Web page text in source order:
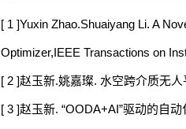
[ 1 ]Yuxin Zhao.Shuaiyang Li. A
Optimizer,IEEE Transactions on
[ 2 ]赵玉新.姚嘉璨. 水空跨介质无
[ 3 ]赵玉新. “OODA+AI”驱动的自